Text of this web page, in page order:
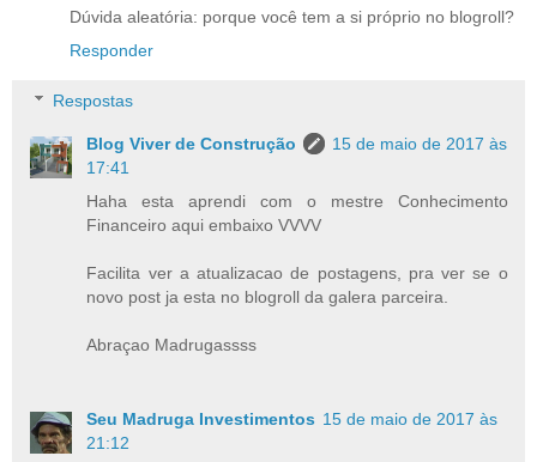
Dúvida aleatória: porque você tem a si próprio no blogroll?
Responder
Respostas
Blog Viver de Construção
15 de maio de 2017 às
17:41
Haha esta aprendi com o mestre Conhecimento
Financeiro aqui embaixo VVVV
Facilita ver a atualizacao de postagens, pra ver se o
novo post ja esta no blogroll da galera parceira.
Abraçao Madrugassss
Seu Madruga Investimentos 15 de maio de 2017 às
21:12